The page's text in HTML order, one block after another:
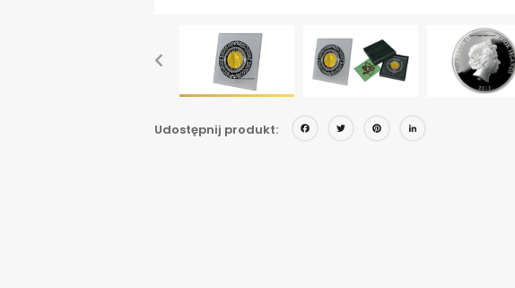
Udostępnij produkt: Facebook
TwitterPinterest